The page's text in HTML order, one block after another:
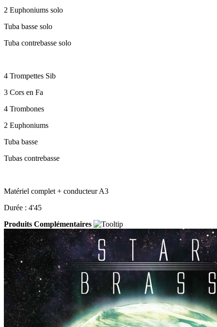
2 Euphoniums solo
Tuba basse solo
Tuba contrebasse solo
4 Trompettes Sib
3 Cors en Fa
4 Trombones
2 Euphoniums
Tuba basse
Tubas contrebasse
Matériel complet + conducteur A3
Durée : 4'45
Produits Complémentaires